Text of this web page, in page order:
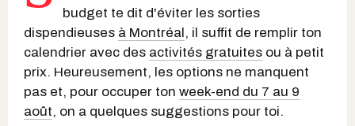
budget te dit d'éviter les sorties
dispendieuses à Montréal, il suffit de remplir ton
calendrier avec des activités gratuites ou à petit
prix. Heureusement, les options ne manquent
pas et, pour occuper ton week-end du 7 au 9
août, on a quelques suggestions pour toi.